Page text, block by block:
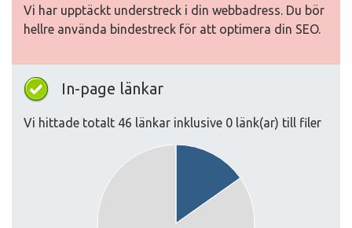
Vi har upptäckt understreck i din webbadress. Du bör
hellre använda bindestreck för att optimera din SEO.
In-page länkar
Vi hittade totalt 46 länkar inklusive 0 länk(ar) till filer